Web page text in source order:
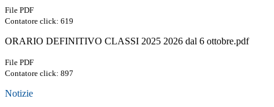
File PDF
Contatore click: 619
ORARIO DEFINITIVO CLASSI 2025 2026 dal 6 ottobre.pdf
File PDF
Contatore click: 897
Notizie